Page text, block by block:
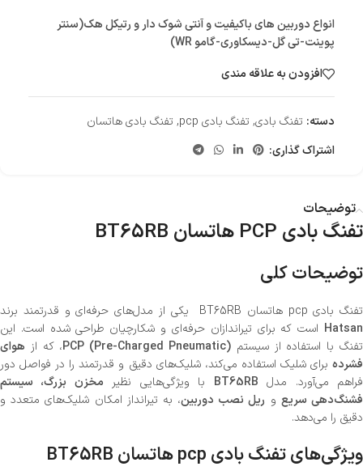
انواع دوربین های باکیفیت و آنتی شوک دار و رتیکل هک(سنتر
پوینت-تی گل-دیسکاوری-گامو WR)
افزودن به علاقه مندی
دسته: تفنگ بادی, تفنگ بادی pcp , تفنگ بادی هاتسان
اشتراک گذاری:
توضیحات
تفنگ بادی PCP هاتسان BT65RB
توضیحات کلی
تفنگ بادی pcp هاتسان BT65RB یکی از مدل‌های حرفه‌ای و قدرتمند برند
Hatsan است که برای تیراندازان حرفه‌ای و شکارچیان طراحی شده است. این
تفنگ با استفاده از سیستم PCP (Pre-Charged Pneumatic)، که از هوای
فشرده برای شلیک استفاده می‌کند، شلیک‌های دقیق و قدرتمند را در فواصل دور
فراهم می‌آورد. مدل BT65RB با ویژگی‌هایی نظیر مخزن بزرگ، سیستم
فشنگ‌دهی سریع و ریل نصب دوربین، به تیرانداز امکان شلیک‌های متعدد و
دقیق را می‌دهد.
ویژگی‌های تفنگ بادی pcp هاتسان BT65RB